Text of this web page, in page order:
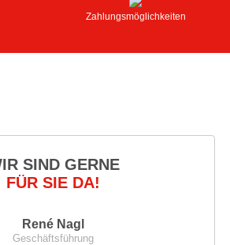
Zahlungsmöglichkeiten
SIND GERNE
FÜR SIE DA!
René Nagl
Geschäftsführung